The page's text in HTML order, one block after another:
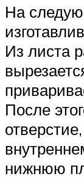
На
Из листа
После
нижнюю